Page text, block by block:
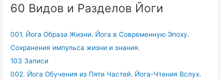
60 Видов и Разделов Йоги
001. Йога Образа Жизни. Йога в Современную Эпоху.
Сохранения импульса жизни и знания.
103 Записи
002. Йога Обучения из Пяти Частей. Йога-Чтения Вслух.